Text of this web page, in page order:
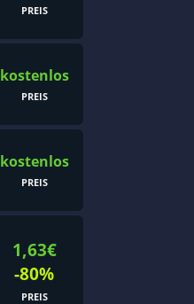
PREIS
kostenlos
PREIS
kostenlos
PREIS
1,63€
-80%
PREIS